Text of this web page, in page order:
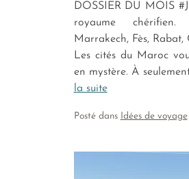
DOSSIER DU MOIS
royaume
Marrakech, Fès, Rabat,
Les cités du Maroc
en mystère. À
la suite
Posté dans Idées de voyage